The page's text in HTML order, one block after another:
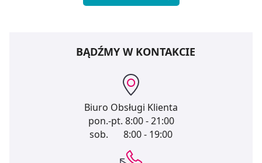
BĄDŹMY W KONTAKCIE
Biuro Obsługi Klienta
pon.-pt. 8:00 - 21:00
sob.
8:00 - 19:00